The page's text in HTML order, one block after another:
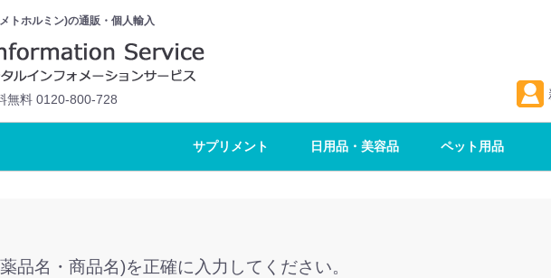
トホルミン)の通販・個人輸入
無料 0120-800-728
サプリメント 日用品・美容品 ペット用品
品名・商品名)を正確に入力してください。